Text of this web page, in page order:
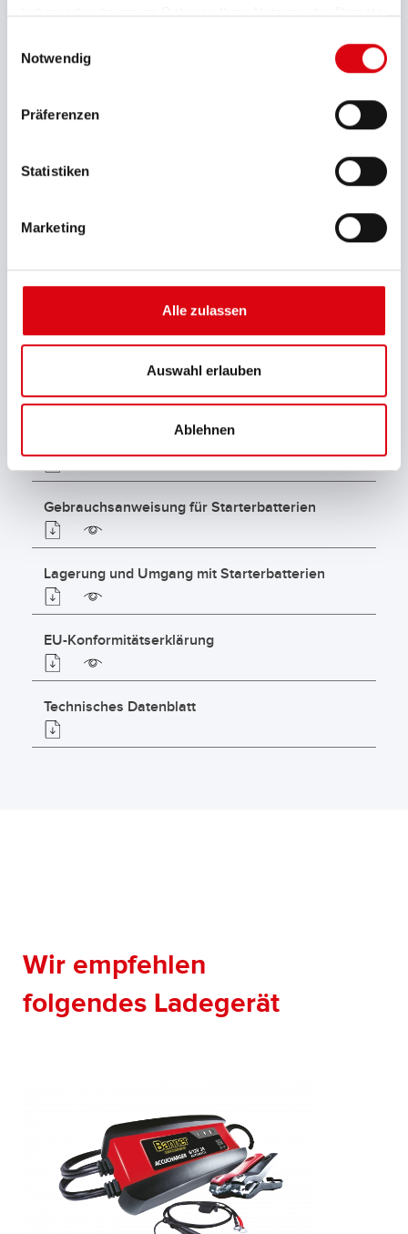
haben oder die sie im Rahmen Ihrer Nutzung der Dienste
Notwendig
Präferenzen
Statistiken
Marketing
Alle zulassen
Auswahl erlauben
Ablehnen
Technischer Ratgeber
Merkblatt Batterie auslaufsicher
Behandlungsvorschrift für Motorrad-Batterien
Zertifikat ISO 14001
Zertifikat ISO 9001
Zertifikat IATF 16949
Gebrauchsanweisung für Starterbatterien
Lagerung und Umgang mit Starterbatterien
EU-Konformitätserklärung
Technisches Datenblatt
Wir empfehlen
folgendes Ladegerät